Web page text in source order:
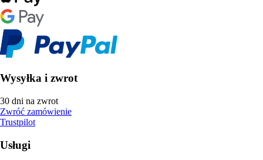
Wysyłka i zwrot
30 dni na zwrot
Zwróć zamówienie
Trustpilot
Usługi